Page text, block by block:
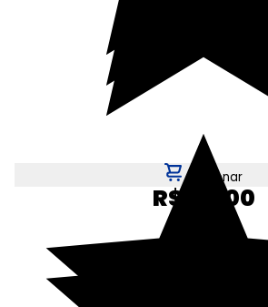
Adicionar
R$ 90,00